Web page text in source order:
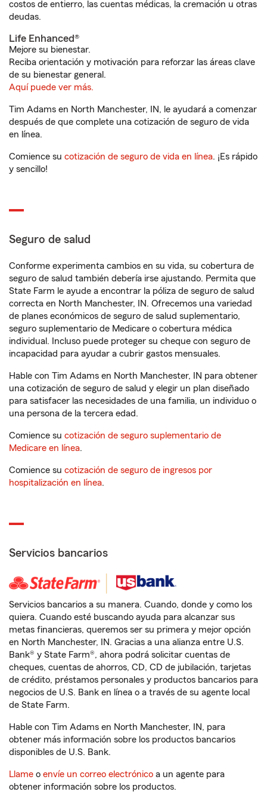
costos de entierro, las cuentas médicas, la cremación u otras
deudas.
Life Enhanced®
Mejore su bienestar.
Reciba orientación y motivación para reforzar las áreas clave
de su bienestar general.
Aquí puede ver más.
Tim Adams en North Manchester, IN, le ayudará a comenzar
después de que complete una cotización de seguro de vida
en línea.
Comience su cotización de seguro de vida en línea. ¡Es rápido
y sencillo!
Seguro de salud
Conforme experimenta cambios en su vida, su cobertura de
seguro de salud también debería irse ajustando. Permita que
State Farm le ayude a encontrar la póliza de seguro de salud
correcta en North Manchester, IN. Ofrecemos una variedad
de planes económicos de seguro de salud suplementario,
seguro suplementario de Medicare o cobertura médica
individual. Incluso puede proteger su cheque con seguro de
incapacidad para ayudar a cubrir gastos mensuales.
Hable con Tim Adams en North Manchester, IN para obtener
una cotización de seguro de salud y elegir un plan diseñado
para satisfacer las necesidades de una familia, un individuo o
una persona de la tercera edad.
Comience su cotización de seguro suplementario de
Medicare en línea.
Comience su cotización de seguro de ingresos por
hospitalización en línea.
Servicios bancarios
Servicios bancarios a su manera. Cuando, donde y como los
quiera. Cuando esté buscando ayuda para alcanzar sus
metas financieras, queremos ser su primera y mejor opción
en North Manchester, IN. Gracias a una alianza entre U.S.
Bank® y State Farm®, ahora podrá solicitar cuentas de
cheques, cuentas de ahorros, CD, CD de jubilación, tarjetas
de crédito, préstamos personales y productos bancarios para
negocios de U.S. Bank en línea o a través de su agente local
de State Farm.
Hable con Tim Adams en North Manchester, IN, para
obtener más información sobre los productos bancarios
disponibles de U.S. Bank.
Llame o envíe un correo electrónico a un agente para
obtener información sobre los productos.